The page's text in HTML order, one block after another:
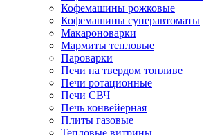
Кофемашины рожковые
Кофемашины суперавтоматы
Макароноварки
Мармиты тепловые
Пароварки
Печи на твердом топливе
Печи ротационные
Печи СВЧ
Печь конвейерная
Плиты газовые
Тепловые витрины